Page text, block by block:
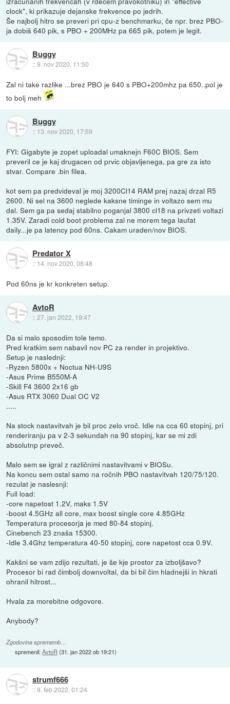
clock", ki prikazuje dejanske frekvence po jedrih.
Še najbolj hitro se preveri pri cpu-z benchmarku, če npr. brez PBO-
ja dobiš 640 pik, s PBO + 200MHz pa 665 pik, potem je legit.
Buggy
::9. nov 2020, 11:50
Zal ni take razlike ...brez PBO je 640 s PBO+200mhz pa 650..pol je
to bolj meh
Buggy
:: 13. nov 2020, 17:59
FYI: Gigabyte je zopet uploadal umaknejn F60C BIOS. Sem
preveril ce je kaj drugacen od prvic objavljenega, pa gre za isto
stvar. Compare .bin filea.
kot sem pa predvideval je moj 3200Cl14 RAM prej nazaj drzal R5
2600. Ni sel na 3600 neglede kaksne timinge in voltazo sem mu
dal. Sem ga pa sedaj stabilno poganjal 3800 cl18 na privzeti voltazi
1.35V. Zaradi cold boot problema zal ne morem tega laufat
daily...je pa latency pod 60ns. Cakam uraden/nov BIOS.
Predator X
:: 14. nov 2020, 08:48
Pod 60ns je kr konkreten setup.
AvtoR
::27. jan 2022, 19:47
Da si malo sposodim tole temo.
Pred kratkim sem nabavil nov PC za render in projektivo.
Setup je naslednji:
-Ryzen 5800x + Noctua NH-U9S
-Asus Prime B550M-A
-Skill F4 3600 2x16 gb
-Asus RTX 3060 Dual OC V2
.....
Na stock nastavitvah je bil proc zelo vroč. Idle na cca 60 stopinj, pri
renderiranju pa v 2-3 sekundah na 90 stopinj, kar se mi zdi
absolutnp preveč.
Malo sem se igral z različnimi nastavitvami v BIOSu.
Na koncu sem ostal samo na ročnih PBO nastavitvah 120/75/120.
rezulat je naslesnji:
Full load:
-core napetost 1.2V, maks 1.5V
-boost 4.5GHz all core, max boost single core 4.85GHz
Temperatura procesorja je med 80-84 stopinj.
Cinebench 23 znaša 15300.
-Idle 3.4Ghz temperatura 40-50 stopinj, core napetost cca 0.9V.
Kakšni se vam zdijo rezultati, je še kje prostor za izboljšavo?
Procesor bi rad čimbolj downvoltal, da bi bil čim hladnejši in hkrati
ohranil hitrost...
Hvala za morebitne odgovore.
Anybody?
Zgodovina sprememb…
spremenil:AvtoR (31. jan 2022 ob 19:21)
strumf666
::9. feb 2022, 01:24